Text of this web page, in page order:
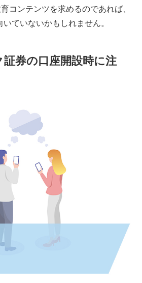
コンテンツを求めるのであれば、
ていないかもしれません。
証券の口座開設時に注